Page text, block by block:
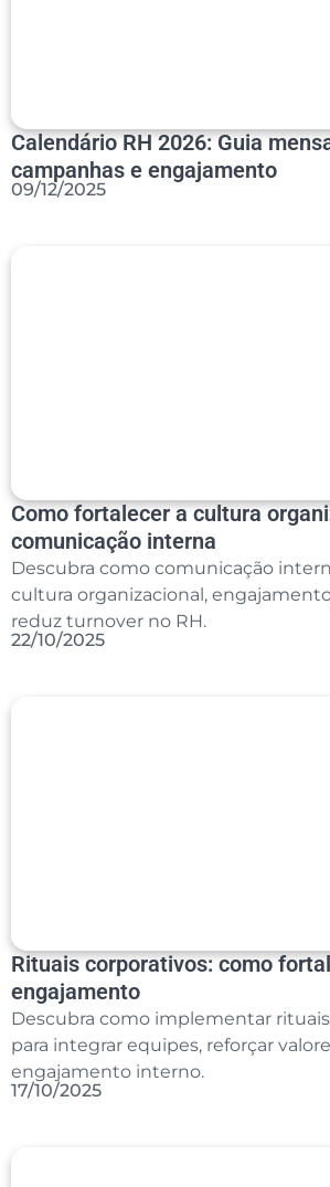
Calendário RH 2026: Guia
campanhas e engajamento
09/12/2025
Como fortalecer a cultura
comunicação interna
Descubra como comunicação
cultura organizacional,
reduz turnover no RH.
22/10/2025
Rituais corporativos: como
engajamento
Descubra como implementar
para integrar equipes, reforçar
engajamento interno.
17/10/2025